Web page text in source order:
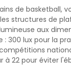
de basketball,
structures de
aux
: 300 lux pour la
à 22 pour éviter